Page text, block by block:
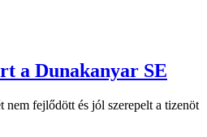
a Dunakanyar SE
fejlődött és jól szerepelt a tizenöt